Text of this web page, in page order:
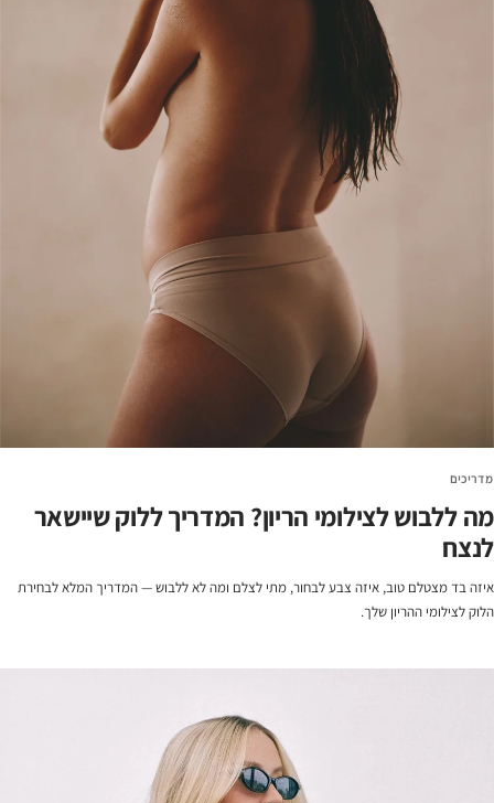
מדריכים
מה ללבוש לצילומי הריון? המדריך ללוק שיישאר
לנצח
איזה בד מצטלם טוב, איזה צבע לבחור, מתי לצלם ומה לא ללבוש — המדריך המלא לבחירת
הלוק לצילומי ההריון שלך.